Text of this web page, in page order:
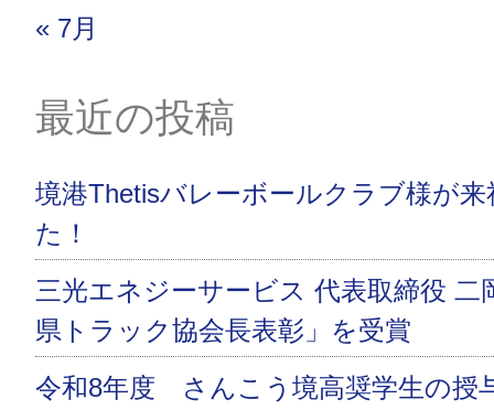
« 7月
最近の投稿
境港Thetisバレーボールクラブ様が
た！
三光エネジーサービス 代表取締役 二
県トラック協会長表彰」を受賞
令和8年度 さんこう境高奨学生の授